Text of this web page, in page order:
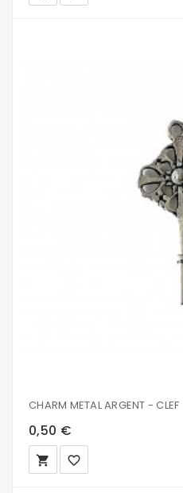
CHARM METAL ARGENT - CLEF
0,50 €
local_grocery_store favorite_border